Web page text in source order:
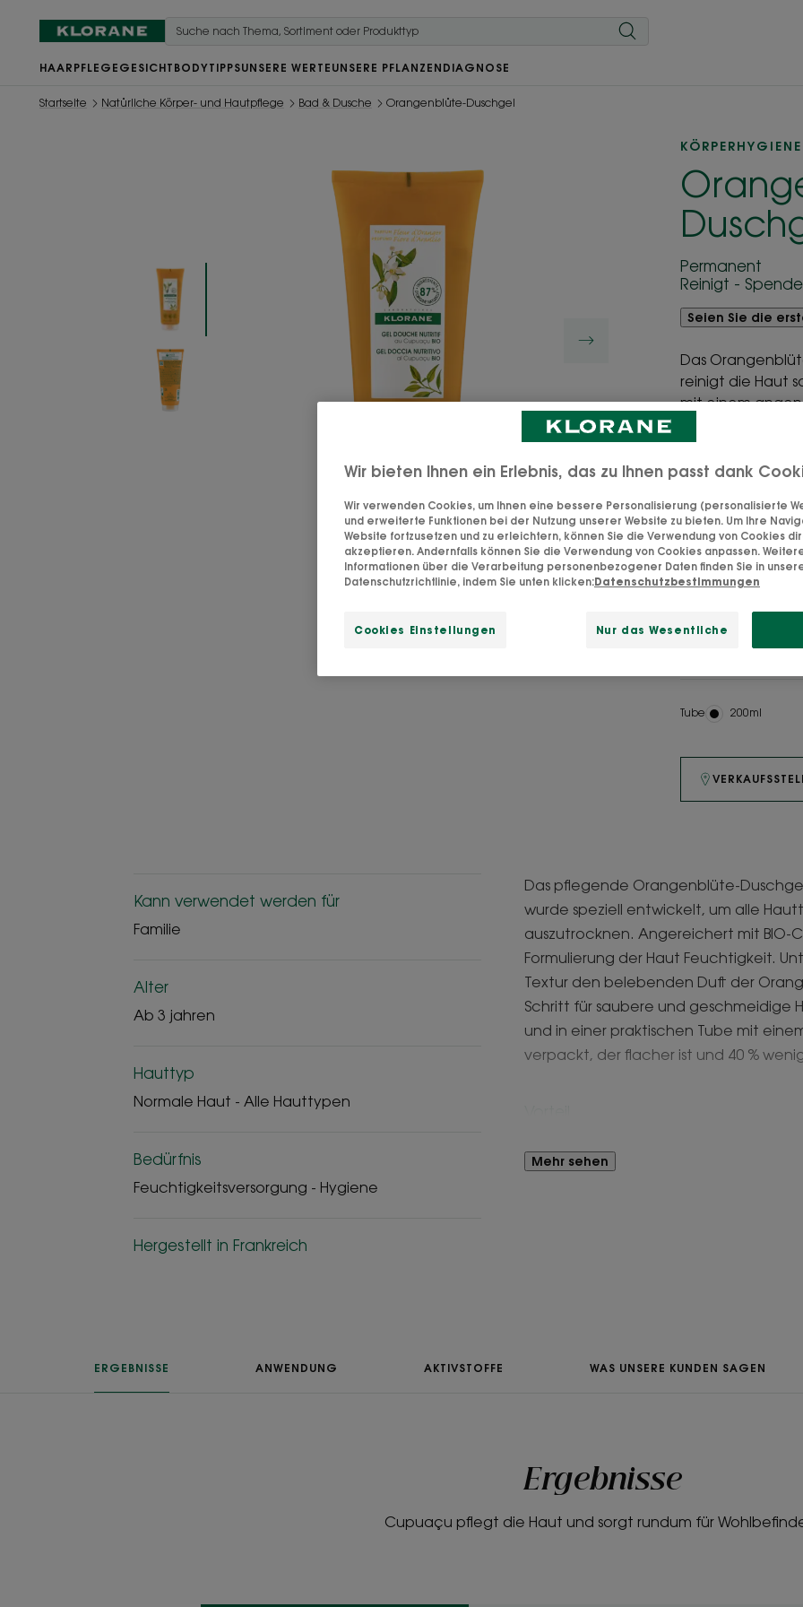
HAARPFLEGE GESICHT BODYTIPPSUNSERE WERTE UNSERE PFLANZEN DIAGNOSE
Startseite Natürliche Körper- und Hautpflege Bad & Dusche Orangenblüte-Duschgel
KÖRPERHYGIENE
Permanent
Reinigt -
Seien Sie die
Das
reinigt die Haut
mit einem
SVG 87%
d'ingrédients
d'origine
naturelle
bio
Reinigt sanft
Reinigend,
Tube Tube
200ml
Kann verwendet werden für
Familie
Alter
Ab 3 jahren
Hauttyp
Normale Haut - Alle Hauttypen
Bedürfnis
Feuchtigkeitsversorgung - Hygiene
Hergestellt in Frankreich
Das pflegende Orangenblüte-
wurde speziell entwickelt, um alle
auszutrocknen. Angereichert mit
Formulierung der Haut Feuchtigkeit.
Textur den belebenden Duft der
Schritt für saubere und geschmeidige
und in einer praktischen Tube mit
verpackt, der flacher ist und 40 %
Fettsäuren ist, hinterlässt einen
• Entspannt: Der Orangenblütenduft
Mehr sehen
ERGEBNISSE ANWENDUNG AKTIVSTOFFE WAS UNSERE KUNDEN SAGEN
Ergebnisse
Cupuaçu pflegt die Haut und sorgt rundum für
Wir bieten Ihnen ein Erlebnis, das zu Ihnen passt dank
Wir verwenden Cookies, um Ihnen eine bessere Personalisierung (personalisierte
und erweiterte Funktionen bei der Nutzung unserer Website zu bieten. Um Ihre
Website fortzusetzen und zu erleichtern, können Sie die Verwendung von Cookies
akzeptieren. Andernfalls können Sie die Verwendung von Cookies anpassen.
Informationen über die Verarbeitung personenbezogener Daten finden Sie in
Datenschutzrichtlinie, indem Sie unten klicken:Datenschutzbestimmungen
Cookies Einstellungen Nur das Wesentliche